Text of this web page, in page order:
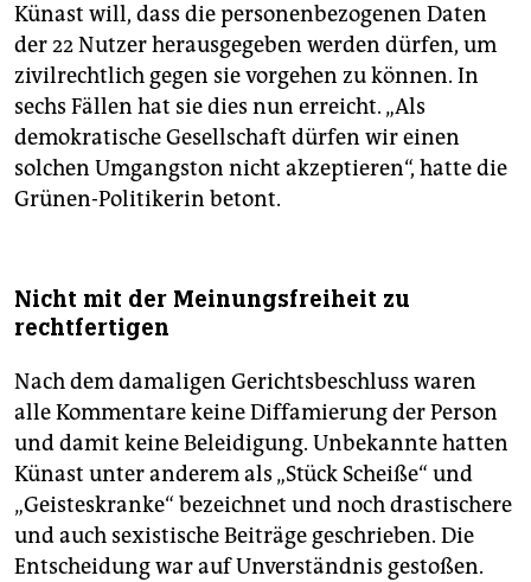
Künast will, dass die personenbezogenen Daten
der 22 Nutzer herausgegeben werden dürfen, um
zivilrechtlich gegen sie vorgehen zu können. In
sechs Fällen hat sie dies nun erreicht. „Als
demokratische Gesellschaft dürfen wir einen
solchen Umgangston nicht akzeptieren“, hatte die
Grünen-Politikerin betont.
Nicht mit der Meinungsfreiheit zu
rechtfertigen
Nach dem damaligen Gerichtsbeschluss waren
alle Kommentare keine Diffamierung der Person
und damit keine Beleidigung. Unbekannte hatten
Künast unter anderem als „Stück Scheiße“ und
„Geisteskranke“ bezeichnet und noch drastischere
und auch sexistische Beiträge geschrieben. Die
Entscheidung war auf Unverständnis gestoßen.